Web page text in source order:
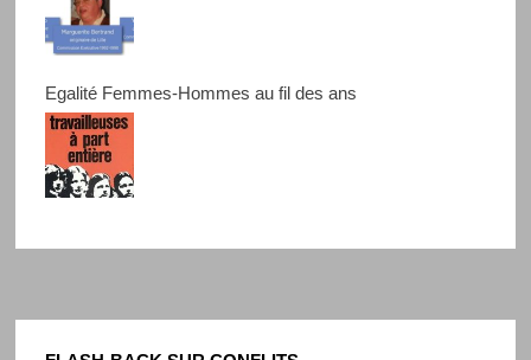
Egalité Femmes-Hommes au fil des ans